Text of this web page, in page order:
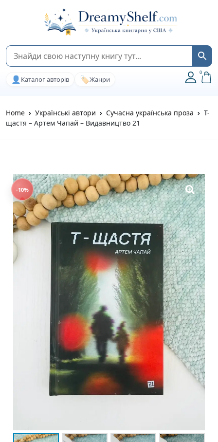
👤 Каталог авторів 🏷️Жанри
0
Home Українські автори Сучасна українська проза
Т-
щастя – Артем Чапай – Видавництво 21
-10%